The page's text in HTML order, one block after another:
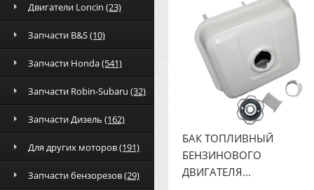
Двигатели Loncin (23)
Запчасти B&S(10)
Запчасти Honda(541)
Запчасти Robin-Subaru (32)
Запчасти Дизель (162)
Для других моторов(191)
Запчасти бензорезов(29)
БАК ТОПЛИВНЫЙ
БЕНЗИНОВОГО
ДВИГАТЕЛЯ...